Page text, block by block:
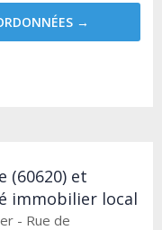
→
(60620) et
immobilier local
- Rue de